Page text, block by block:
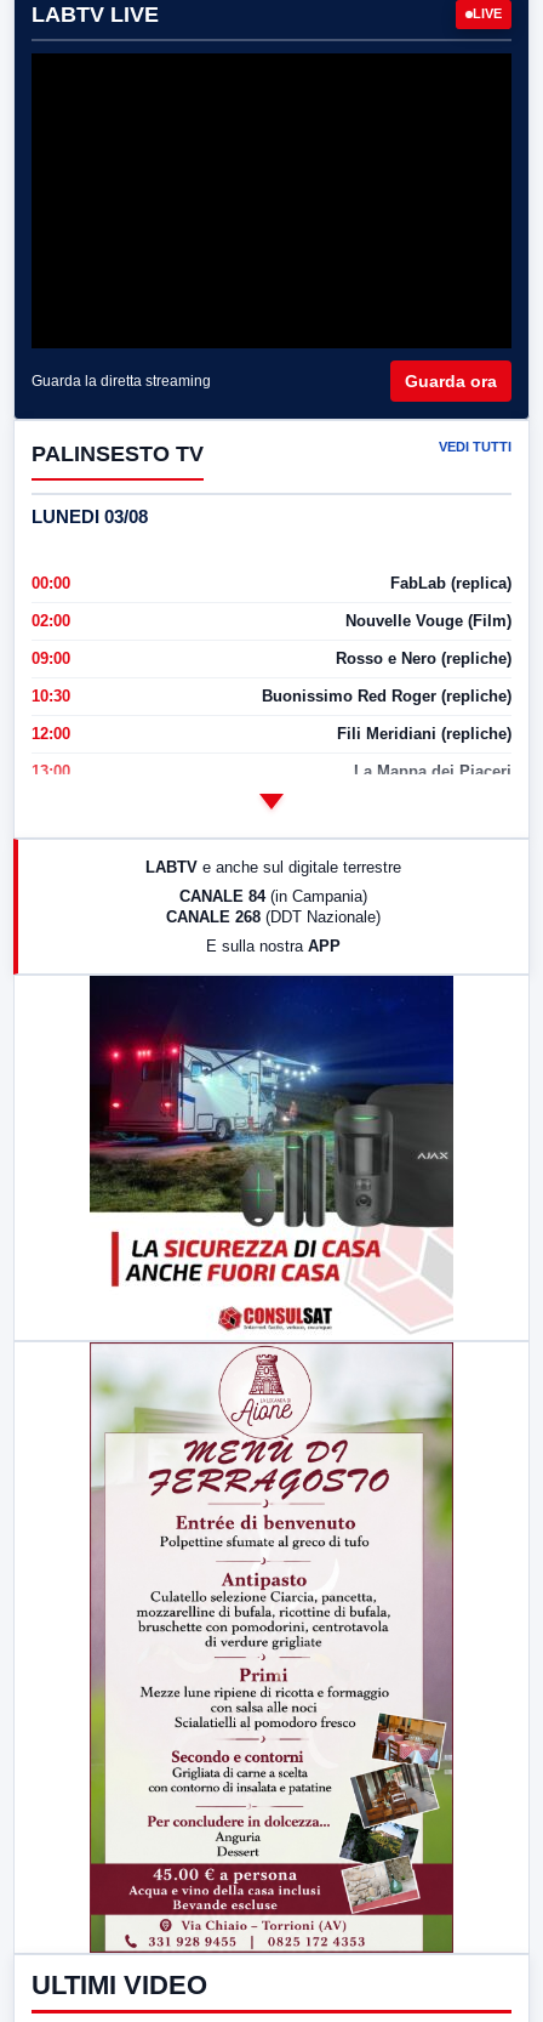
LABTV LIVE LIVE
Guarda la diretta streaming Guarda ora
PALINSESTO TV VEDI TUTTI
LUNEDI 03/08
00:00 FabLab (replica)
02:00 Nouvelle Vouge (Film)
09:00 Rosso e Nero (repliche)
10:30 Buonissimo Red Roger (repliche)
12:00 Fili Meridiani (repliche)
13:00 La Mappa dei Piaceri
17:00 LabNews (replica)
LABTV e anche sul digitale terrestre
CANALE 84 (in Campania)
CANALE 268 (DDT Nazionale)
E sulla nostra APP
ULTIMI VIDEO